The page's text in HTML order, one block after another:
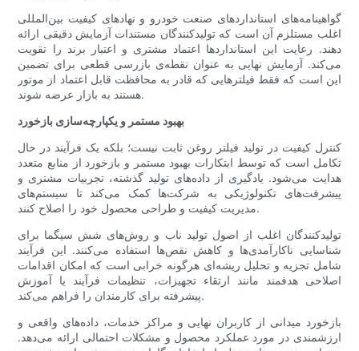
گواهینامه‌های استانداردهای صنعت خودرو و نهادهای کیفیت بین‌المللی
اغلب مستلزم آن است که تولیدکنندگان مستندات آزمایش دقیقی ارائه
دهند. رعایت این استانداردها اعتماد مشتری و اعتبار برند را تقویت
می‌کند. آزمایش نهایی به عنوان نقطه‌ی بازرسی قطعی برای تضمین
این است که فقط فیلترهایی که قادر به محافظت قابل اعتماد از موتور
هستند به بازار عرضه شوند.
بهبود مستمر و یکپارچه‌سازی بازخورد
کنترل کیفیت در تولید فیلتر روغن ثابت نیست؛ بلکه یک فرآیند در حال
تکامل است که توسط ابتکارات بهبود مستمر و بازخورد از منابع متعدد
هدایت می‌شود. یادگیری از داده‌های تولید گذشته، تجربیات مشتری و
پیشرفت‌های تکنولوژیکی به شرکت‌ها کمک می‌کند تا سیستم‌های
مدیریت کیفیت و طراحی محصول خود را اصلاح کنند.
تولیدکنندگان اغلب از اصول تولید ناب و روش‌های شش سیگما برای
شناسایی ناکارآمدی‌ها و کاهش نقص‌ها استفاده می‌کنند. این فرآیند
شامل تجزیه و تحلیل ریشه‌ای هرگونه خرابی است که امکان اقدامات
اصلاحی هدفمند مانند ارتقاء تجهیزات، تنظیمات فرآیند یا آموزش
پیشرفته برای کارمندان را فراهم می‌کند.
بازخورد میدانی از کاربران نهایی و مراکز خدمات، داده‌های واقعی و
ارزشمندی در مورد عملکرد محصول و مشکلات احتمالی ارائه می‌دهد.